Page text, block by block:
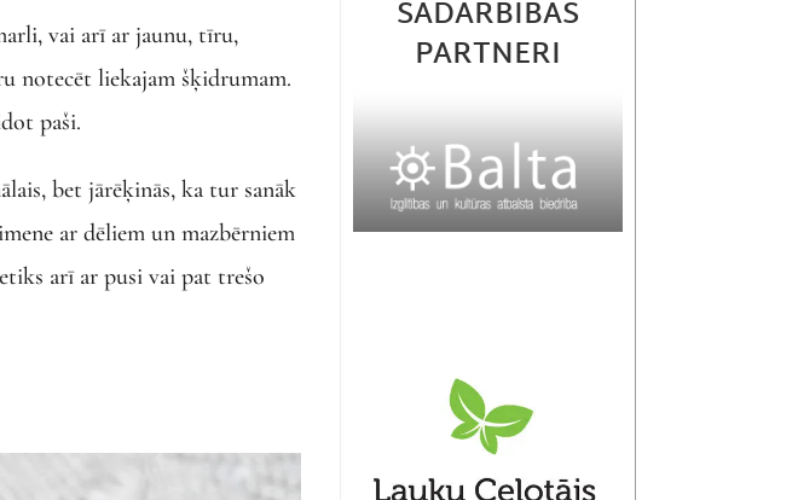
vai arī ar jaunu, tīru,
notecēt liekajam šķidrumam.
paši.
bet jārēķinās, ka tur sanāk
ar dēliem un mazbērniem
arī ar pusi vai pat trešo
SADARBĪBAS
PARTNERI